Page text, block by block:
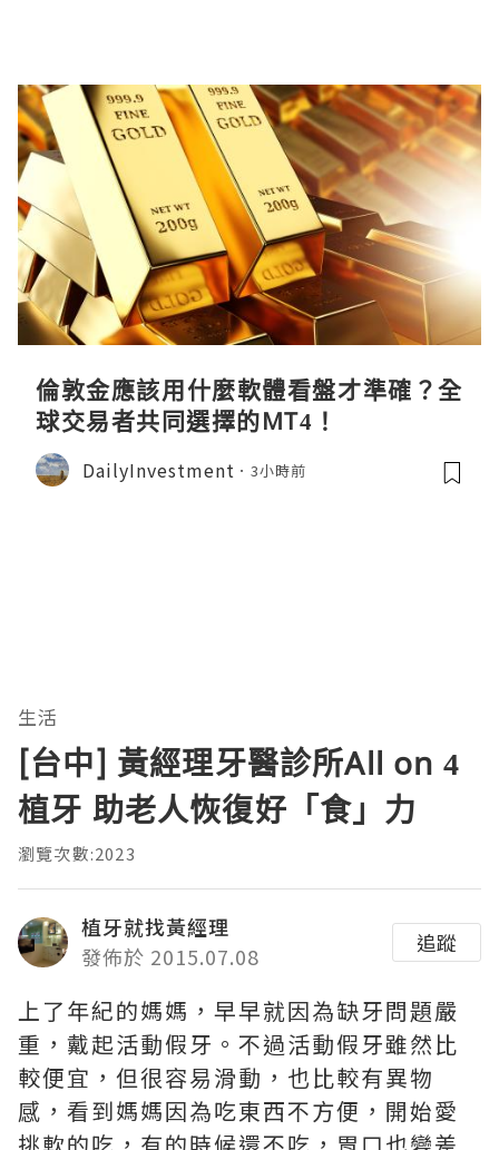
倫敦金應該用什麼軟體看盤才準確？全
球交易者共同選擇的MT4！
DailyInvestment 3小時前
生活
[台中] 黃經理牙醫診所All on 4
植牙 助老人恢復好「食」力
瀏覽次數:2023
植牙就找黃經理
發佈於 2015.07.08
追蹤
上了年紀的媽媽，早早就因為缺牙問題嚴
重，戴起活動假牙。不過活動假牙雖然比
較便宜，但很容易滑動，也比較有異物
感，看到媽媽因為吃東西不方便，開始愛